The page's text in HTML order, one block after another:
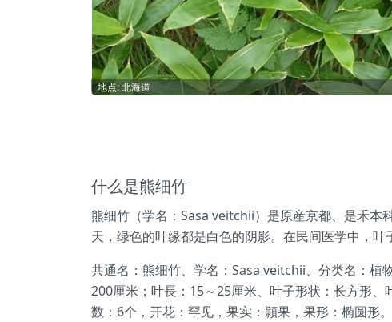
地点: 北海道
什么是熊细竹
熊细竹（学名：Sasa veitchii）是原産京都、是禾本
天，绿色的叶缘都是白色的阴影。在民间医学中，
共通名：熊细竹、学名：Sasa veitchii、分类名：植
200厘米；叶長：15～25厘米、叶子形状：长方形
数：6个，开花：罕见，果实：頴果，果形：椭圆形。